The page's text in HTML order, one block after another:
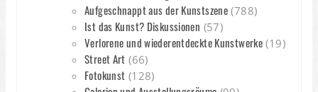
Aufgeschnappt aus der Kunstszene (788)
Ist das Kunst? Diskussionen (57)
Verlorene und wiederentdeckte Kunstwerke (19)
Street Art (66)
Fotokunst (128)